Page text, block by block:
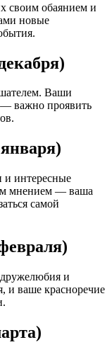
своим обаянием и
новые
Ваши
— важно проявить
и интересные
мнением — ваша
самой
и
и ваше красноречие